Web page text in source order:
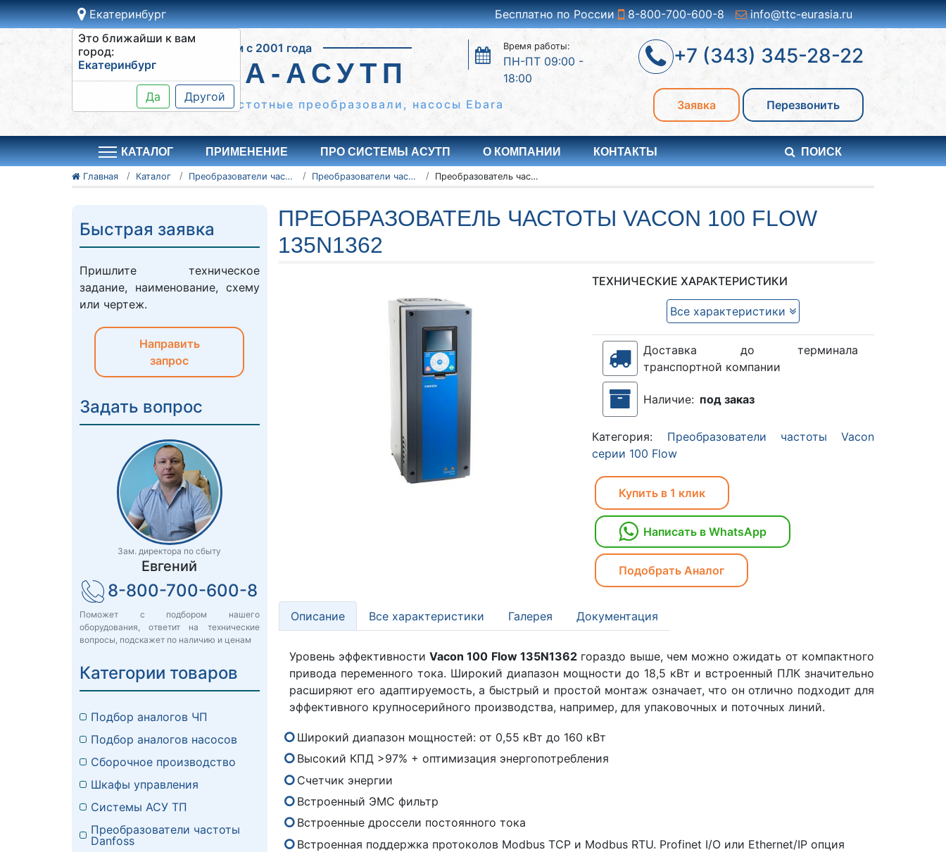
Екатеринбург
Это ближайши к вам
город:
Екатеринбург
Да Другой
Бесплатно по России 8-800-700-600-8 info@ttc-eurasia.ru
Работаем с 2001 года
СИСТЕМА-АСУТП
Время работы:
ПН-ПТ 09:00 -
18:00
Шкафы управления, частотные преобразовали, насосы Ebara
+7 (343) 345-28-22
Заявка Перезвонить
КАТАЛОГ ПРИМЕНЕНИЕ ПРО СИСТЕМЫ АСУТП О КОМПАНИИ КОНТАКТЫ ПОИСК
Главная Каталог Преобразователи частоты Vacon Преобразователи частоты Vacon серии 100 Flow Преобразователь частоты Vacon 100 Flow 135N1362
ПРЕОБРАЗОВАТЕЛЬ ЧАСТОТЫ VACON 100 FLOW
135N1362
ТЕХНИЧЕСКИЕ ХАРАКТЕРИСТИКИ
Все характеристики
Доставка до терминала
транспортной компании
Наличие: под заказ
Категория: Преобразователи частоты Vacon
серии 100 Flow
Купить в 1 клик
Написать в WhatsApp
Подобрать Аналог
Описание Все характеристики Галерея Документация
Уровень эффективностиVacon 100 Flow 135N1362гораздо выше, чем можно ожидать от компактного
привода переменного тока. Широкий диапазон мощности до 18,5 кВт и встроенный ПЛК значительно
расширяют его адаптируемость, а быстрый и простой монтаж означает, что он отлично подходит для
эффективного крупносерийного производства, например, для упаковочных и поточных линий.
Широкий диапазон мощностей: от 0,55 кВт до 160 кВт
Высокий КПД >97% + оптимизация энергопотребления
Счетчик энергии
Встроенный ЭМС фильтр
Встроенные дроссели постоянного тока
Встроенная поддержка протоколов Modbus TCP и Modbus RTU. Profinet I/O или Ethernet/IP опция
Быстрая заявка
Пришлите техническое
задание, наименование, схему
или чертеж.
Направить
запрос
Задать вопрос
Зам. директора по сбыту
Евгений
8-800-700-600-8
Поможет с подбором нашего
оборудования, ответит на технические
вопросы, подскажет по наличию и ценам
Категории товаров
Подбор аналогов ЧП
Подбор аналогов насосов
Сборочное производство
Шкафы управления
Системы АСУ ТП
Преобразователи частоты
Danfoss